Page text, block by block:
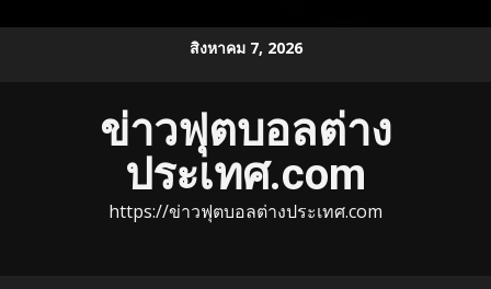
สิงหาคม 7, 2026
ข่าวฟุตบอลต่าง
ประเทศ.com
https://ข่าวฟุตบอลต่างประเทศ.com